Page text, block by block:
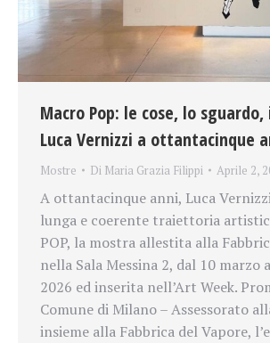
Macro Pop: le cose, lo
Luca Vernizzi a ottantacinque
Mostre Di Maria Grazia Filippi Aprile 2,
A ottantacinque anni, Luca
lunga e coerente traiettoria
POP, la mostra allestita alla
nella Sala Messina 2, dal 10 marzo
2026 ed inserita nell’Art Week.
Comune di Milano – Assessorato
insieme alla Fabbrica del Vapore,